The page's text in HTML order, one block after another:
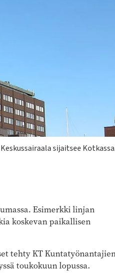
sijaitsee Kotkassa.
Esimerkki linjan
koskevan paikallisen
tehty KT
toukokuun lopussa.